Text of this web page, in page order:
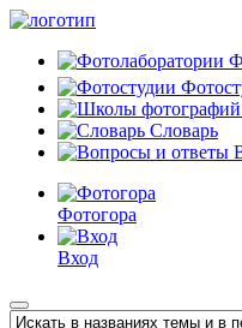
Словарь
Фотогора
Вход